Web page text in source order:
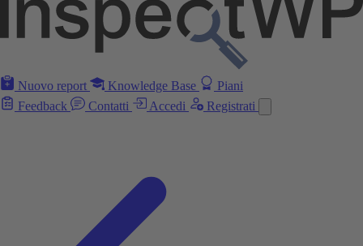
Nuovo report Knowledge Base
Piani
Feedback
Contatti Accedi Registrati